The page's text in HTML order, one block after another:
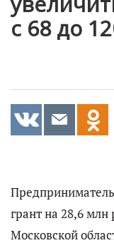
с 68 до
грант на 28,6 млн
Московской